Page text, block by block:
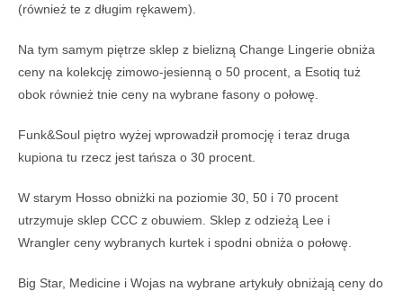
(również te z długim rękawem).
Na tym samym piętrze sklep z bielizną Change Lingerie obniża
ceny na kolekcję zimowo-jesienną o 50 procent, a Esotiq tuż
obok również tnie ceny na wybrane fasony o połowę.
Funk&Soul piętro wyżej wprowadził promocję i teraz druga
kupiona tu rzecz jest tańsza o 30 procent.
W starym Hosso obniżki na poziomie 30, 50 i 70 procent
utrzymuje sklep CCC z obuwiem. Sklep z odzieżą Lee i
Wrangler ceny wybranych kurtek i spodni obniża o połowę.
Big Star, Medicine i Wojas na wybrane artykuły obniżają ceny do